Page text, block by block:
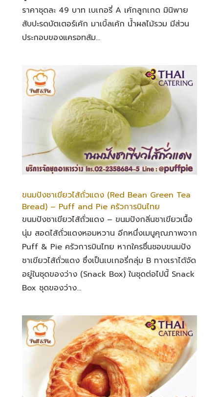
ราคาชุดละ 49 บาท เบเกอรี่ A เค้กลูกเกด มินิพาย
สับปะรดบัตเตอร์เค้ก มาเบิ้ลเค้ก น้ำผลไม้รวม มีส่วน
ประกอบของแครอทส้ม...
ขนมปังชาเขียวไส้ถั่วแดง (Red Bean Green Tea
Bread) – Puff and Pie ครัวการบินไทย
ขนมปังชาเขียวไส้ถั่วแดง – ขนมปังกลิ่นชาเขียวเนื้อ
นุ่ม สอดไส้ถั่วแดงหอมหวาน อีกหนึ่งเมนูคุณภาพจาก
Puff & Pie ครัวการบินไทย หากใครชื่นชอบขนมปัง
ชาเขียวไส้ถั่วแดง ซึ่งเป็นเบเกอรี่กลุ่ม B ทางเราได้จัด
อยู่ในชุดของว่าง (Snack Box) ในชุดต่อไปนี้ Snack
Box ชุดของว่าง...